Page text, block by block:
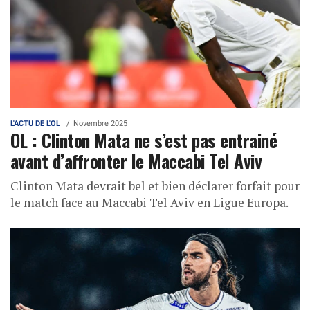
L'ACTU DE L'OL Novembre 2025
OL : Clinton Mata ne s’est pas entrainé
avant d’affronter le Maccabi Tel Aviv
Clinton Mata devrait bel et bien déclarer forfait pour
le match face au Maccabi Tel Aviv en Ligue Europa.